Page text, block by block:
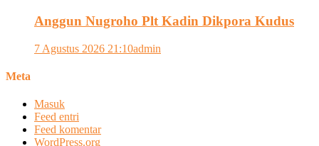
Anggun Nugroho Plt Kadin Dikpora Kudus
7 Agustus 2026 21:10admin
Meta
Masuk
Feed entri
Feed komentar
WordPress.org